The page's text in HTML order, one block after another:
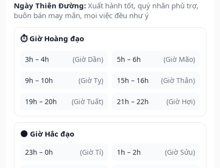
Ngày Thiên Đường: Xuất hành tốt, quý nhân phù trợ,
buôn bán may mắn, mọi việc đều như ý
⏱️ Giờ Hoàng đạo
3h – 4h (Giờ Dần) 5h – 6h (Giờ Mão)
9h – 10h (Giờ Tỵ) 15h – 16h (Giờ Thân)
19h – 20h (Giờ Tuất) 21h – 22h (Giờ Hợi)
🌑 Giờ Hắc đạo
23h – 0h (Giờ Tí) 1h – 2h (Giờ Sửu)